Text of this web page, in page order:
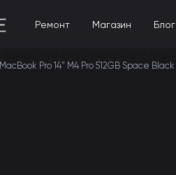
Ремонт Магазин Блог
MacBook Pro 14" M4 Pro 512GB Space Black